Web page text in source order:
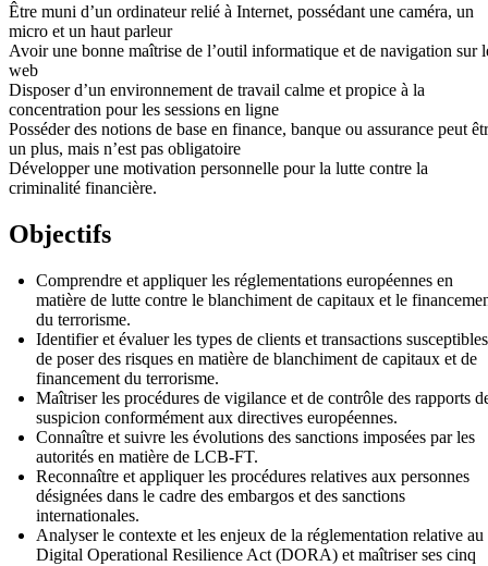
Être muni d’un ordinateur relié à Internet, possédant une caméra, un
micro et un haut parleur
Avoir une bonne maîtrise de l’outil informatique et de navigation sur
web
Disposer d’un environnement de travail calme et propice à la
concentration pour les sessions en ligne
Posséder des notions de base en finance, banque ou assurance peut
un plus, mais n’est pas obligatoire
Développer une motivation personnelle pour la lutte contre la
criminalité financière.
Objectifs
Comprendre et appliquer les réglementations européennes en
matière de lutte contre le blanchiment de capitaux et le
du terrorisme.
Identifier et évaluer les types de clients et transactions susceptibles
de poser des risques en matière de blanchiment de capitaux et de
financement du terrorisme.
Maîtriser les procédures de vigilance et de contrôle des rapports
suspicion conformément aux directives européennes.
Connaître et suivre les évolutions des sanctions imposées par les
autorités en matière de LCB-FT.
Reconnaître et appliquer les procédures relatives aux personnes
désignées dans le cadre des embargos et des sanctions
internationales.
Analyser le contexte et les enjeux de la réglementation relative au
Digital Operational Resilience Act (DORA) et maîtriser ses cinq